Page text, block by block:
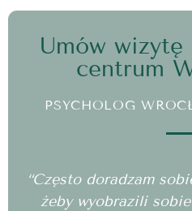
Umów
centrum
PSYCHOLOG
“Często doradzam
żeby wyobrazili